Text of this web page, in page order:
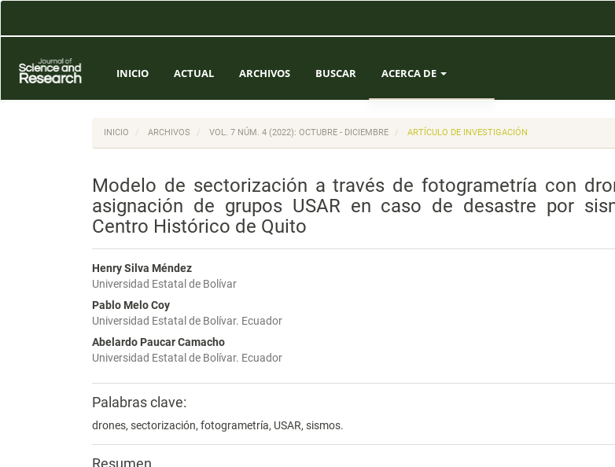
Contenido
Barra
lateral
INICIO ACTUAL ARCHIVOS BUSCAR ACERCA DE
EQUIPO EDITORIAL
INICIO ARCHIVOS VOL. 7 NÚM. 4 (2022): OCTUBRE - DICIEMBRE ARTÍCULO DE INVESTIGACIÓN
Modelo de sectorización a través de fotogrametría con
asignación de grupos USAR en caso de desastre por
Centro Histórico de Quito
Henry Silva Méndez
Universidad Estatal de Bolívar
Pablo Melo Coy
Universidad Estatal de Bolívar. Ecuador
Abelardo Paucar Camacho
Universidad Estatal de Bolívar. Ecuador
Palabras clave:
drones, sectorización, fotogrametría, USAR, sismos.